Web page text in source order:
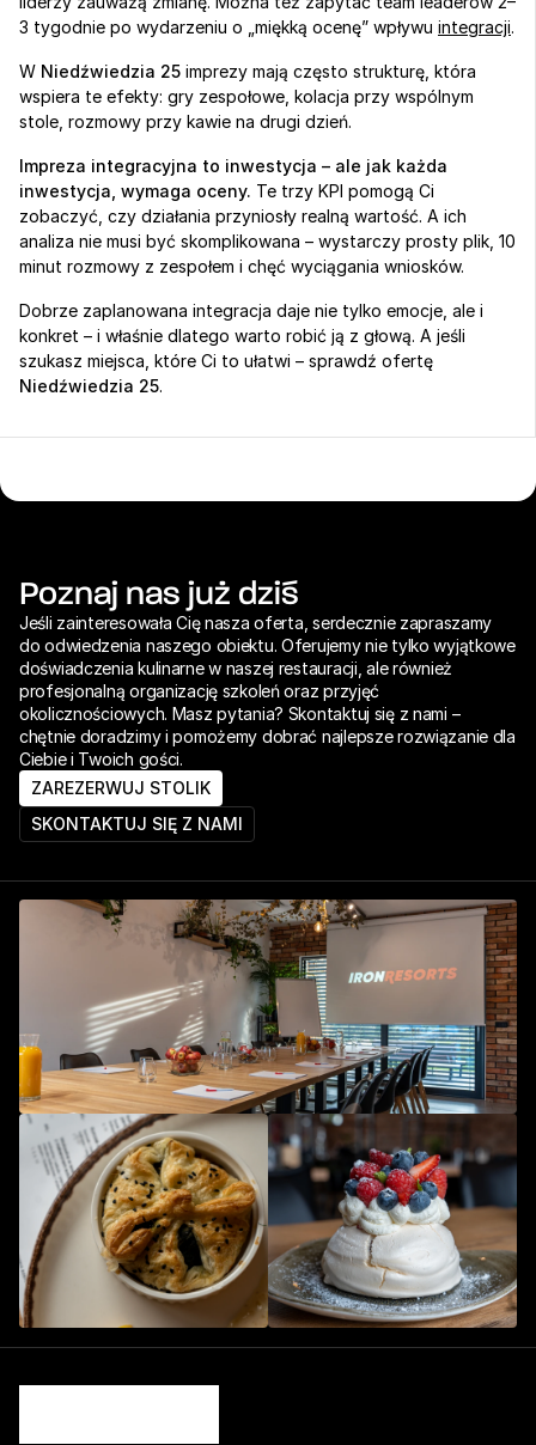
3 tygodnie po wydarzeniu o „miękką ocenę” wpływu integracji.
W Niedźwiedzia 25 imprezy mają często strukturę, która
wspiera te efekty: gry zespołowe, kolacja przy wspólnym
stole, rozmowy przy kawie na drugi dzień.
Impreza integracyjna to inwestycja – ale jak każda
inwestycja, wymaga oceny. Te trzy KPI pomogą Ci
zobaczyć, czy działania przyniosły realną wartość. A ich
analiza nie musi być skomplikowana – wystarczy prosty plik, 10
minut rozmowy z zespołem i chęć wyciągania wniosków.
Dobrze zaplanowana integracja daje nie tylko emocje, ale i
konkret – i właśnie dlatego warto robić ją z głową. A jeśli
Niedźwiedzia 25.
Poznaj nas już dziś
Jeśli zainteresowała Cię nasza oferta, serdecznie zapraszamy
do odwiedzenia naszego obiektu. Oferujemy nie tylko wyjątkowe
doświadczenia kulinarne w naszej restauracji, ale również
profesjonalną organizację szkoleń oraz przyjęć
okolicznościowych. Masz pytania? Skontaktuj się z nami –
chętnie doradzimy i pomożemy dobrać najlepsze rozwiązanie dla
Ciebie i Twoich gości.
ZAREZERWUJ STOLIK
SKONTAKTUJ SIĘ Z NAMI